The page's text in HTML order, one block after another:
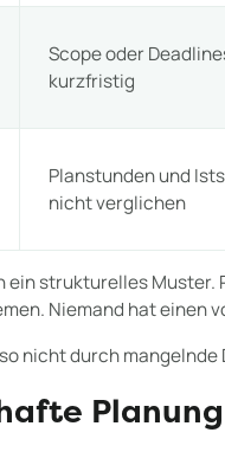
Scope oder
kurzfristig
Planstunden und
nicht verglichen
ein strukturelles
Niemand hat einen
nicht durch